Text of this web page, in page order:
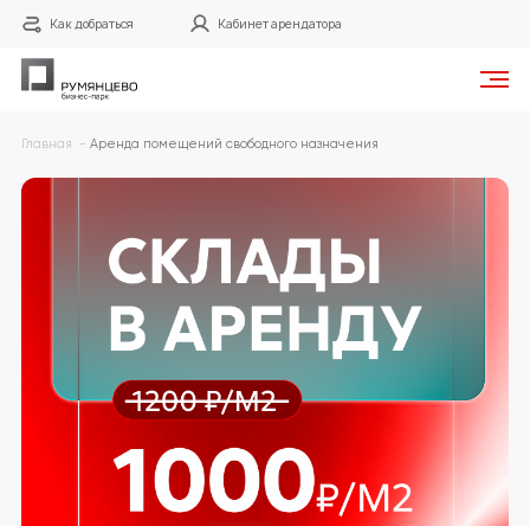
Как добраться Кабинет арендатора
Главная Аренда помещений свободного назначения
200-500 м² от 500 м²
м² до
₽ до
Найти